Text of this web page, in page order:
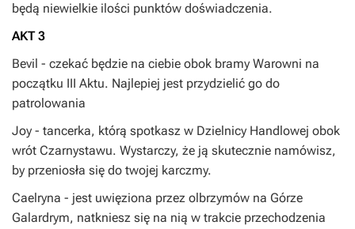
będą niewielkie ilości punktów doświadczenia.
AKT 3
Bevil - czekać będzie na ciebie obok bramy Warowni na
początku III Aktu. Najlepiej jest przydzielić go do
patrolowania
Joy - tancerka, którą spotkasz w Dzielnicy Handlowej obok
wrót Czarnystawu. Wystarczy, że ją skutecznie namówisz,
by przeniosła się do twojej karczmy.
Caelryna - jest uwięziona przez olbrzymów na Górze
Galardrym, natkniesz się na nią w trakcie przechodzenia